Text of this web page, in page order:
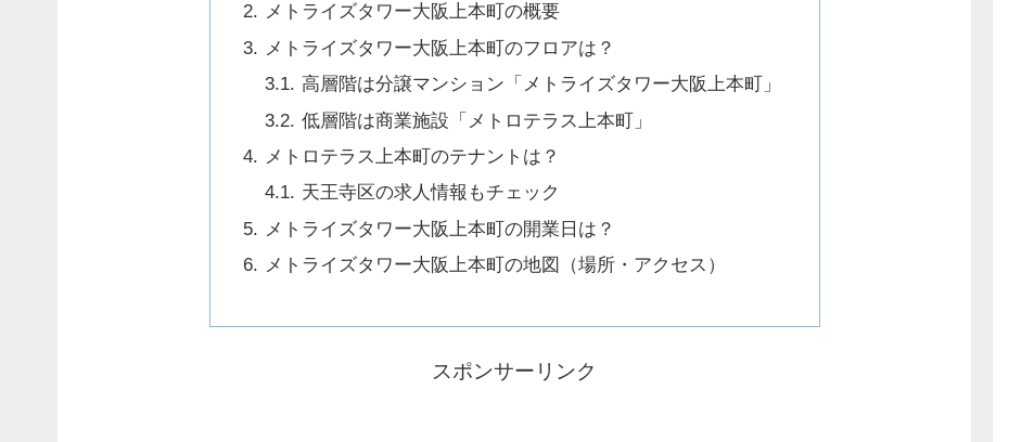
メトライズタワー大阪上本町の概要
メトライズタワー大阪上本町のフロアは？
高層階は分譲マンション「メトライズタワー大阪上本町」
低層階は商業施設「メトロテラス上本町」
メトロテラス上本町のテナントは？
天王寺区の求人情報もチェック
メトライズタワー大阪上本町の開業日は？
メトライズタワー大阪上本町の地図（場所・アクセス）
スポンサーリンク